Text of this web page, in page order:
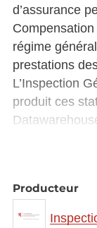
d’assurance
régime
prestations
L’Inspection
produit ces
les
les
Producteur